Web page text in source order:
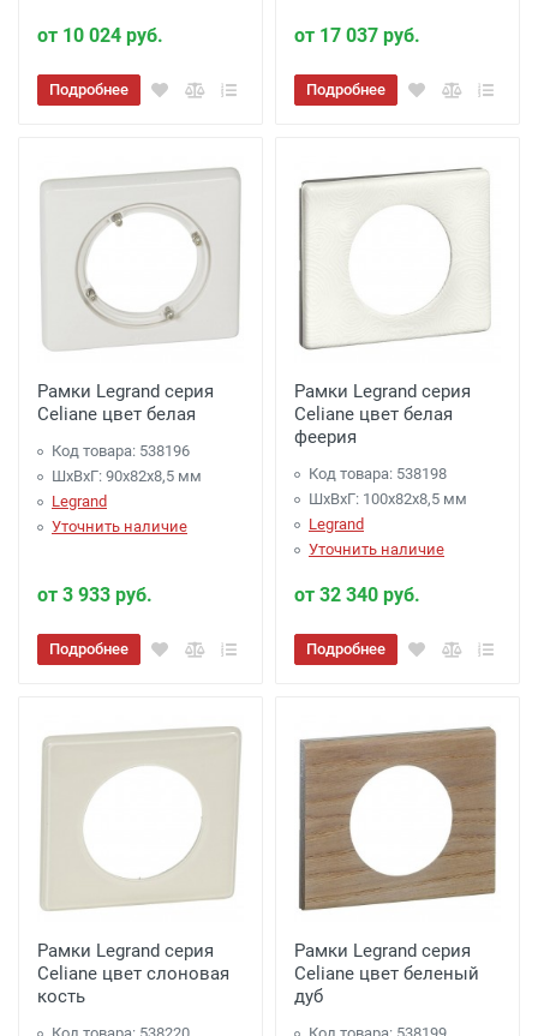
от 10 024 руб.
Подробнее
от 17 037 руб.
Подробнее
Рамки Legrand серия
Celiane цвет белая
Код товара: 538196
ШхВхГ: 90x82x8,5 мм
Legrand
Уточнить наличие
от 3 933 руб.
Подробнее
Рамки Legrand серия
Celiane цвет белая
феерия
Код товара: 538198
ШхВхГ: 100x82x8,5 мм
Legrand
Уточнить наличие
от 32 340 руб.
Подробнее
Рамки Legrand серия
Celiane цвет слоновая
кость
Рамки Legrand серия
Celiane цвет беленый
дуб